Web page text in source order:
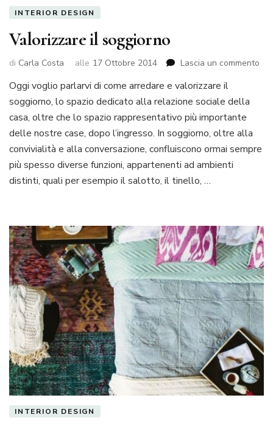
INTERIOR DESIGN
Valorizzare il soggiorno
di Carla Costa alle 17 Ottobre 2014 Lascia un commento
Oggi voglio parlarvi di come arredare e valorizzare il
soggiorno, lo spazio dedicato alla relazione sociale della
casa, oltre che lo spazio rappresentativo più importante
delle nostre case, dopo l’ingresso. In soggiorno, oltre alla
convivialità e alla conversazione, confluiscono ormai sempre
più spesso diverse funzioni, appartenenti ad ambienti
distinti, quali per esempio il salotto, il tinello, …
INTERIOR DESIGN